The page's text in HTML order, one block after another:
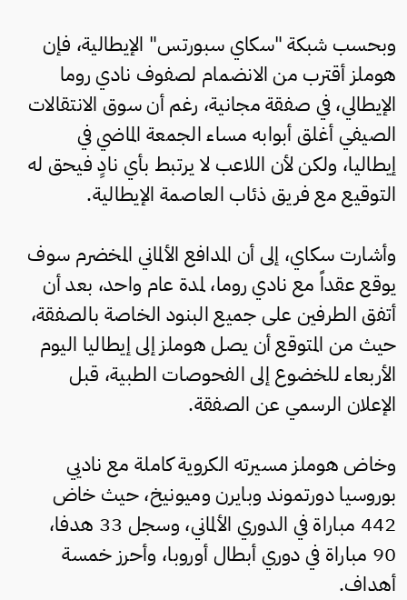
وبحسب شبكة "سكاي سبورتس" الإيطالية، فإن
هوملز أقترب من الانضمام لصفوف نادي روما
الإيطالي، في صفقة مجانية، رغم أن سوق الانتقالات
الصيفي أغلق أبوابه مساء الجمعة الماضي في
إيطاليا، ولكن لأن اللاعب لا يرتبط بأي نادٍ فيحق له
التوقيع مع فريق ذئاب العاصمة الإيطالية.
وأشارت سكاي، إلى أن المدافع الألماني المخضرم سوف
يوقع عقداً مع نادي روما، لمدة عام واحد، بعد أن
أتفق الطرفين على جميع البنود الخاصة بالصفقة،
حيث من المتوقع أن يصل هوملز إلى إيطاليا اليوم
الأربعاء للخضوع إلى الفحوصات الطبية، قبل
الإعلان الرسمي عن الصفقة.
وخاض هوملز مسيرته الكروية كاملة مع ناديي
بوروسيا دورتموند وبايرن وميونيخ، حيث خاض
442 مباراة في الدوري الألماني، وسجل 33 هدفا،
90 مباراة في دوري أبطال أوروبا، وأحرز خمسة
أهداف.